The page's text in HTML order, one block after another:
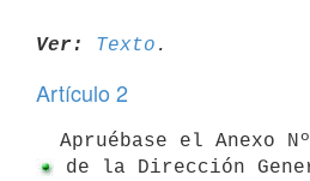
Ver: Texto
Artículo 2
Apruébase el Anexo
de la Dirección